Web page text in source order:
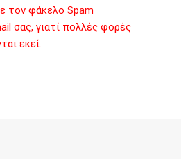
τον φάκελο Spam
σας, γιατί πολλές φορές
εκεί.